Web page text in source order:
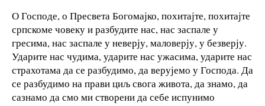
О Господе, о Пресвета Богомајко, похитајте, похитајте
српскоме човеку и разбудите нас, нас заспале у
гресима, нас заспале у неверју, маловерју, у безверју.
Ударите нас чудима, ударите нас ужасима, ударите нас
страхотама да се разбудимо, да верујемо у Господа. Да
се разбудимо на прави циљ свога живота, да знамо, да
сазнамо да смо ми створени да себе испунимо